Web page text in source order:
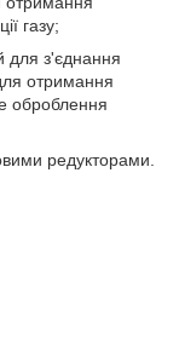
газу;
для з'єднання
отримання
оброблення
редукторами.